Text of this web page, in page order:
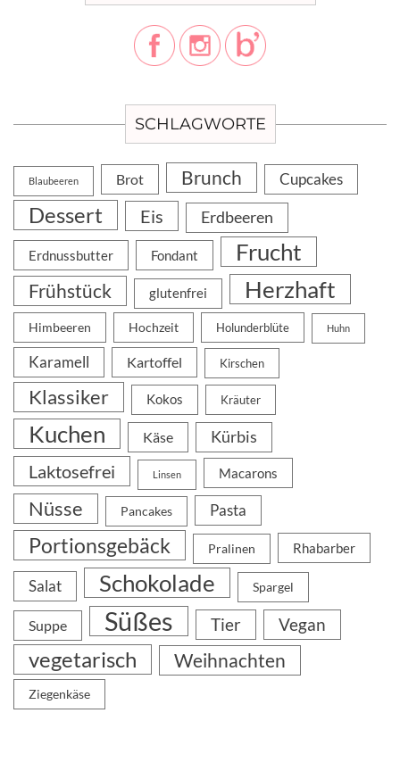
SCHLAGWORTE
Blaubeeren Brot Brunch Cupcakes
Dessert Eis Erdbeeren
Erdnussbutter Fondant Frucht
Frühstück glutenfrei Herzhaft
Himbeeren Hochzeit Holunderblüte Huhn
Karamell Kartoffel Kirschen
Klassiker Kokos Kräuter
Kuchen Käse Kürbis
Laktosefrei Linsen Macarons
Nüsse Pancakes Pasta
Portionsgebäck Pralinen Rhabarber
Salat Schokolade Spargel
Suppe Süßes Tier Vegan
vegetarisch Weihnachten
Ziegenkäse